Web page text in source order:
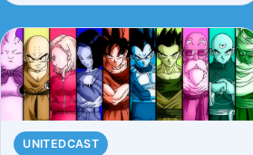
UNITEDCAST